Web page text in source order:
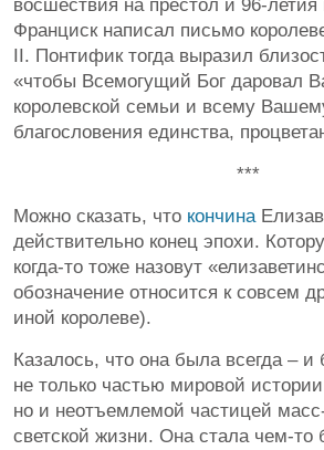
восшествия на престол и 96-
Франциск написал письмо
II. Понтифик тогда выразил
«чтобы Всемогущий Бог даровал
королевской семьи и всему
благословения единства,
***
Можно сказать, что кончина
действительно конец эпохи.
когда-то тоже назовут
обозначение относится к совсем
иной королеве).
Казалось, что она была всегда – и
не только частью мировой
но и неотъемлемой частицей
светской жизни. Она стала чем-